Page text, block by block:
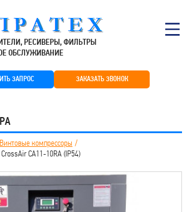
РЕСИВЕРЫ, ФИЛЬТРЫ
ОБСЛУЖИВАНИЕ
ЗАПРОС ЗАКАЗАТЬ ЗВОНОК
Винтовые компрессоры
CA11-10RA (IP54)